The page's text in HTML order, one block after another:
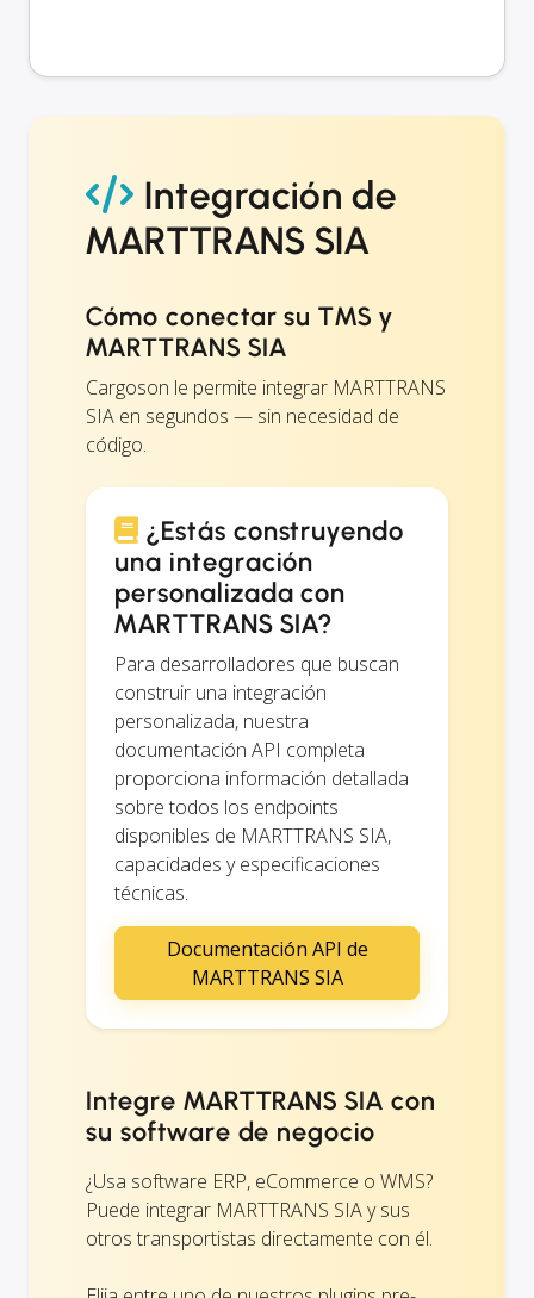
Integración de
MARTTRANS SIA
Cómo conectar su TMS y
MARTTRANS SIA
Cargoson le permite integrar MARTTRANS
SIA en segundos — sin necesidad de
código.
¿Estás construyendo
una integración
personalizada con
MARTTRANS SIA?
Para desarrolladores que buscan
construir una integración
personalizada, nuestra
documentación API completa
proporciona información detallada
sobre todos los endpoints
disponibles de MARTTRANS SIA,
capacidades y especificaciones
técnicas.
Documentación API de
MARTTRANS SIA
Integre MARTTRANS SIA con
su software de negocio
¿Usa software ERP, eCommerce o WMS?
Puede integrar MARTTRANS SIA y sus
otros transportistas directamente con él.